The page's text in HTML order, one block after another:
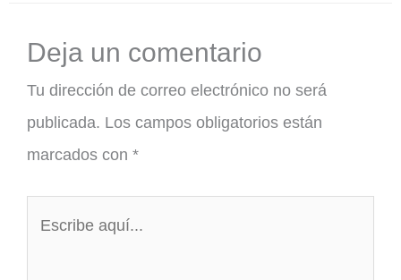
Deja un comentario
Tu dirección de correo electrónico no será
publicada. Los campos obligatorios están
marcados con *